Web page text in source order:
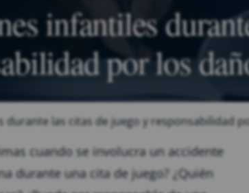
infantiles
por los
durante las citas de juego y responsabilidad
cuando se involucra un accidente
durante una cita de juego? ¿Quién